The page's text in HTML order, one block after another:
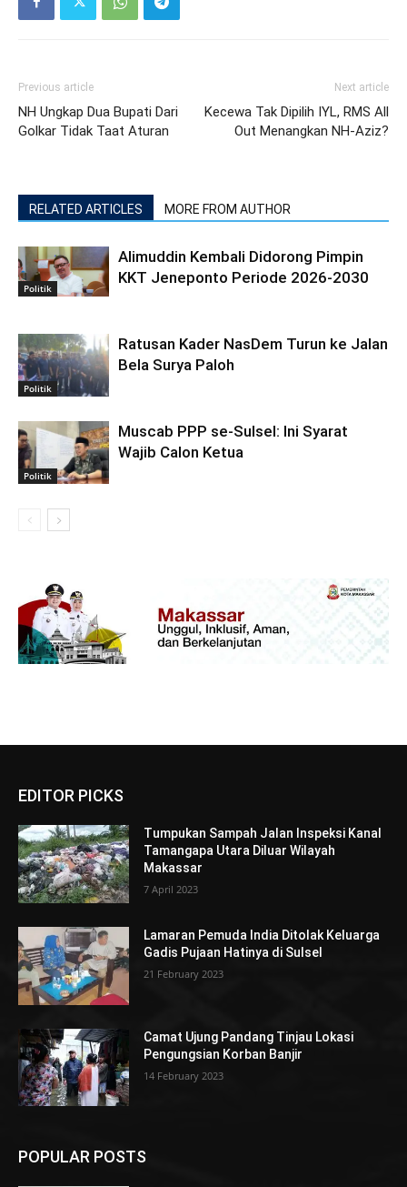
Previous article
NH Ungkap Dua Bupati Dari
Golkar Tidak Taat Aturan
Next article
Kecewa Tak Dipilih IYL, RMS All
Out Menangkan NH-Aziz?
RELATED ARTICLES MORE FROM AUTHOR
Politik
Alimuddin Kembali Didorong Pimpin
KKT Jeneponto Periode 2026-2030
Politik
Ratusan Kader NasDem Turun ke Jalan
Bela Surya Paloh
Politik
Muscab PPP se-Sulsel: Ini Syarat
Wajib Calon Ketua
EDITOR PICKS
Tumpukan Sampah Jalan Inspeksi Kanal
Tamangapa Utara Diluar Wilayah
Makassar
7 April 2023
Lamaran Pemuda India Ditolak Keluarga
Gadis Pujaan Hatinya di Sulsel
21 February 2023
Camat Ujung Pandang Tinjau Lokasi
Pengungsian Korban Banjir
14 February 2023
POPULAR POSTS